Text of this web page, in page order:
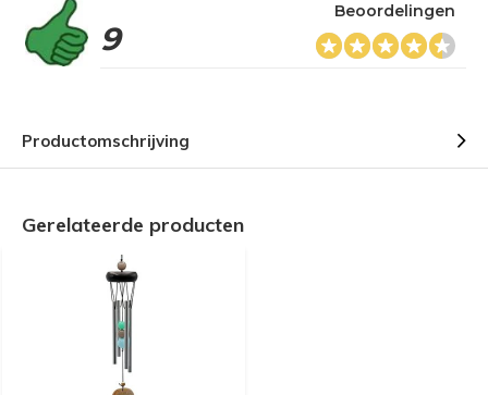
9
Beoordelingen
Productomschrijving
Gerelateerde producten